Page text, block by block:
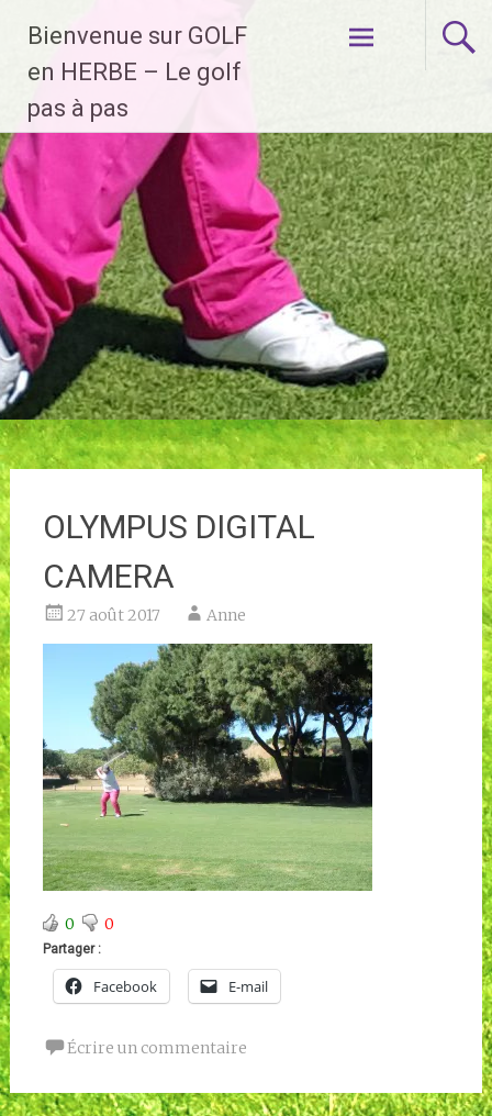
contenu
Bienvenue sur GOLF
en HERBE – Le golf
pas à pas
OLYMPUS DIGITAL
CAMERA
27 août 2017 Anne
0 0
Partager :
Facebook E-mail
Écrire un commentaire